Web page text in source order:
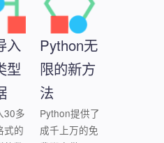
产
量
和质
。
插件
提供
过程
洞察
件将
模拟
入
型
30多
式的
Python无
限的新方
法
Python提供了
成千上万的免